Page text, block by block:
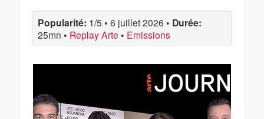
Popularité: 1/5 • 6 juillet 2026 • Durée:
25mn • Replay Arte • Emissions